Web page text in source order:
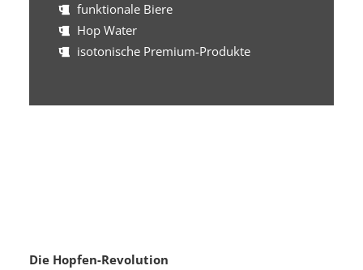
funktionale Biere
Hop Water
isotonische Premium-Produkte
Die Hopfen-Revolution